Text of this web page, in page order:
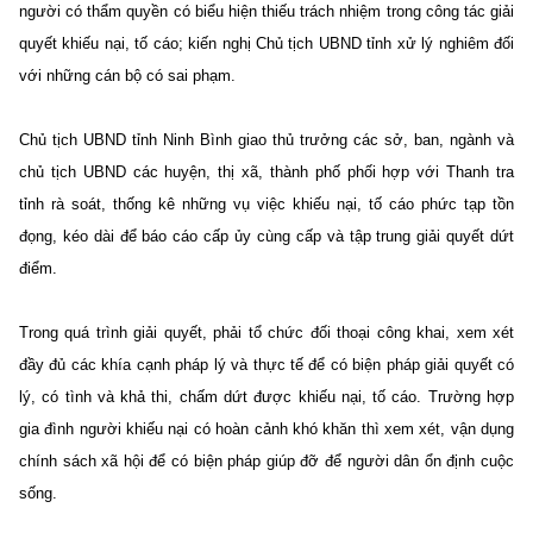
người có thẩm quyền có biểu hiện thiếu trách nhiệm trong công tác giải
quyết khiếu nại, tố cáo; kiến nghị Chủ tịch UBND tỉnh xử lý nghiêm đối
với những cán bộ có sai phạm.
Chủ tịch UBND tỉnh Ninh Bình giao thủ trưởng các sở, ban, ngành và
chủ tịch UBND các huyện, thị xã, thành phố phối hợp với Thanh tra
tỉnh rà soát, thống kê những vụ việc khiếu nại, tố cáo phức tạp tồn
đọng, kéo dài để báo cáo cấp ủy cùng cấp và tập trung giải quyết dứt
điểm.
Trong quá trình giải quyết, phải tổ chức đối thoại công khai, xem xét
đầy đủ các khía cạnh pháp lý và thực tế để có biện pháp giải quyết có
lý, có tình và khả thi, chấm dứt được khiếu nại, tố cáo. Trường hợp
gia đình người khiếu nại có hoàn cảnh khó khăn thì xem xét, vận dụng
chính sách xã hội để có biện pháp giúp đỡ để người dân ổn định cuộc
sống.